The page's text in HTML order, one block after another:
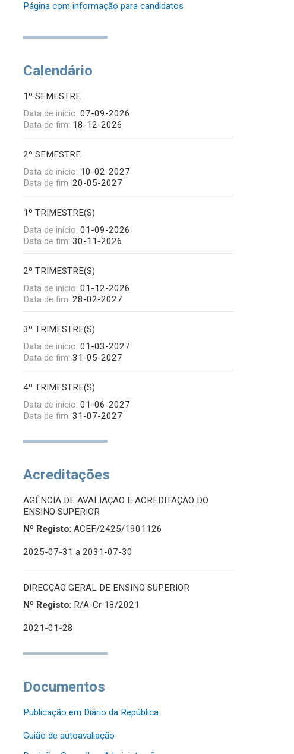
Página com informação para candidatos
Calendário
1º SEMESTRE
Data de início: 07-09-2026
Data de fim: 18-12-2026
2º SEMESTRE
Data de início: 10-02-2027
Data de fim: 20-05-2027
1º TRIMESTRE(S)
Data de início: 01-09-2026
Data de fim: 30-11-2026
2º TRIMESTRE(S)
Data de início: 01-12-2026
Data de fim: 28-02-2027
3º TRIMESTRE(S)
Data de início: 01-03-2027
Data de fim: 31-05-2027
4º TRIMESTRE(S)
Data de início: 01-06-2027
Data de fim: 31-07-2027
Acreditações
AGÊNCIA DE AVALIAÇÃO E ACREDITAÇÃO DO
ENSINO SUPERIOR
Nº Registo: ACEF/2425/1901126
2025-07-31a 2031-07-30
DIRECÇÃO GERAL DE ENSINO SUPERIOR
Nº Registo: R/A-Cr 18/2021
2021-01-28
Documentos
Publicação em Diário da República
Guião de autoavaliação